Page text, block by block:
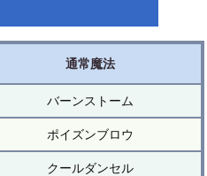
通常魔法
バーンストーム
ポイズンブロウ
クールダンセル